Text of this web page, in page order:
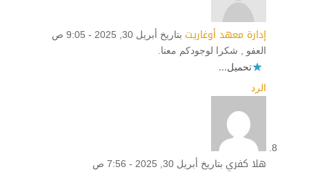
إدارة معهد أوغاريت بتاريخ أبريل 30, 2025 - 9:05 ص
العفو , شكرا لوجودكم معنا.
تحميل...
الرد
هلا كفري بتاريخ أبريل 30, 2025 - 7:56 ص